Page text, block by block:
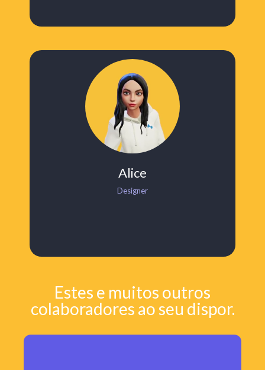
Alice
Designer
Estes e muitos outros
colaboradores ao seu dispor.